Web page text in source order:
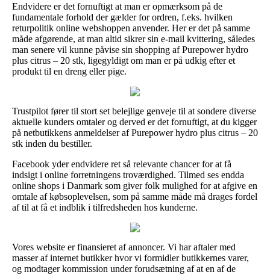
Endvidere er det fornuftigt at man er opmærksom på de
fundamentale forhold der gælder for ordren, f.eks. hvilken
returpolitik online webshoppen anvender. Her er det på samme
måde afgørende, at man altid sikrer sin e-mail kvittering, således
man senere vil kunne påvise sin shopping af Purepower hydro
plus citrus – 20 stk, ligegyldigt om man er på udkig efter et
produkt til en dreng eller pige.
Trustpilot fører til stort set belejlige genveje til at sondere diverse
aktuelle kunders omtaler og derved er det fornuftigt, at du kigger
på netbutikkens anmeldelser af Purepower hydro plus citrus – 20
stk inden du bestiller.
Facebook yder endvidere ret så relevante chancer for at få
indsigt i online forretningens troværdighed. Tilmed ses endda
online shops i Danmark som giver folk mulighed for at afgive en
omtale af købsoplevelsen, som på samme måde må drages fordel
af til at få et indblik i tilfredsheden hos kunderne.
Vores website er finansieret af annoncer. Vi har aftaler med
masser af internet butikker hvor vi formidler butikkernes varer,
og modtager kommission under forudsætning af at en af de